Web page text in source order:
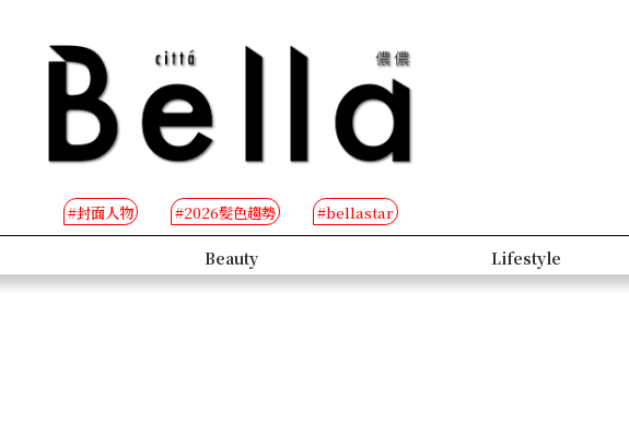
#封面人物 #2026髮色趨勢 #bellastar
Beauty Lifestyle